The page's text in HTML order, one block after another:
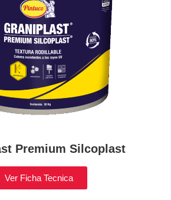
Premium Silcoplast
Ver Ficha Tecnica